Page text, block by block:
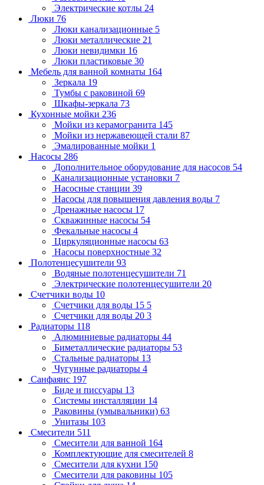
Электрические котлы 24
Люки 76
Люки канализационные 5
Люки металлические 21
Люки невидимки 16
Люки пластиковые 30
Мебель для ванной комнаты 164
Зеркала 19
Тумбы с раковиной 69
Шкафы-зеркала 73
Кухонные мойки 236
Мойки из керамогранита 145
Мойки из нержавеющей стали 87
Эмалированные мойки 1
Насосы 286
Дополнительное оборудование для насосов 54
Канализационные установки 7
Насосные станции 39
Насосы для повышения давления воды 7
Дренажные насосы 17
Скважинные насосы 54
Фекальные насосы 4
Циркуляционные насосы 63
Насосы поверхностные 32
Полотенцесушители 93
Водяные полотенцесушители 71
Электрические полотенцесушители 20
Счетчики воды 10
Счетчики для воды 15 5
Счетчики для воды 20 3
Радиаторы 118
Алюминиевые радиаторы 44
Биметаллические радиаторы 53
Стальные радиаторы 13
Чугунные радиаторы 4
Санфаянс 197
Биде и писсуары 13
Системы инсталляции 14
Раковины (умывальники) 63
Унитазы 103
Смесители 511
Смесители для ванной 164
Комплектующие для смесителей 8
Смесители для кухни 150
Смесители для раковины 105